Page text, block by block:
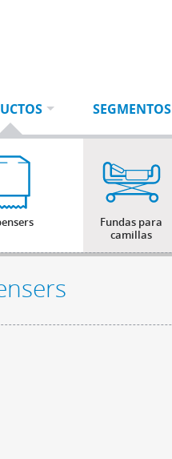
SEGMENTOS
Fundas para
camillas